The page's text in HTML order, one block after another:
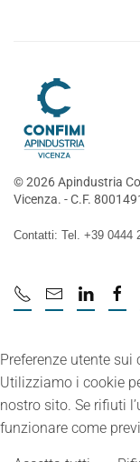
©2026Apindustria
Vicenza. - C.F.
Contatti: Tel. +39 0444
Preferenze utente sui
Utilizziamo i cookie
nostro sito. Se rifiuti
funzionare come